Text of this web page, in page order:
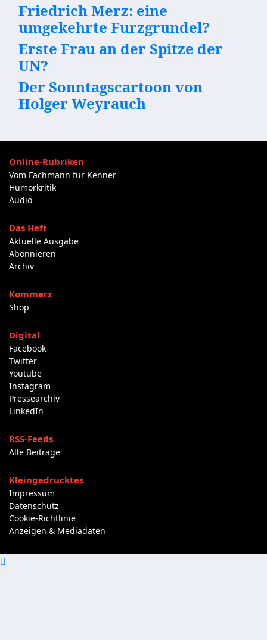
Friedrich Merz: eine
umgekehrte Furzgrundel?
Erste Frau an der Spitze der
UN?
Der Sonntagscartoon von
Holger Weyrauch
Online-Rubriken
Vom Fachmann für Kenner
Humorkritik
Audio
Das Heft
Aktuelle Ausgabe
Abonnieren
Archiv
Kommerz
Shop
Digital
Facebook
Twitter
Youtube
Instagram
Pressearchiv
LinkedIn
RSS-Feeds
Alle Beiträge
Kleingedrucktes
Impressum
Datenschutz
Cookie-Richtlinie
Anzeigen & Mediadaten